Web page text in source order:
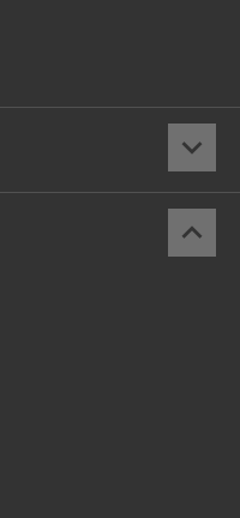
keyboard_arrow_down
keyboard_arrow_up